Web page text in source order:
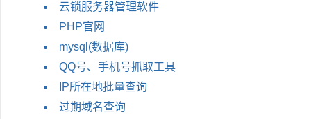
云锁服务器管理软件
PHP官网
mysql(数据库)
QQ号、手机号抓取工具
IP所在地批量查询
过期域名查询